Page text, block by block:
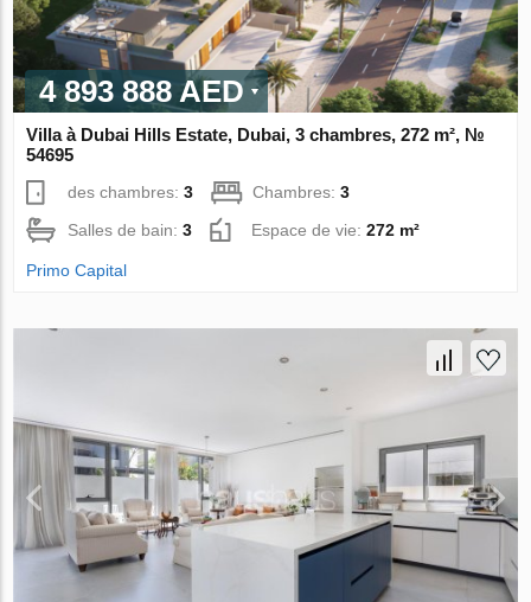
4 893 888 AED
Villa à Dubai Hills Estate, Dubai, 3 chambres, 272 m², №
54695
des chambres:3 Chambres:3
Salles de bain:3 Espace de vie:272 m²
Primo Capital